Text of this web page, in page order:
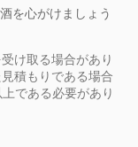
を心がけましょう
け取る場合があり
積もりである場合
である必要があり